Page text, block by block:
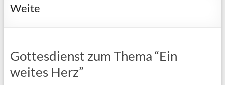
Weite
Gottesdienst zum Thema “Ein
weites Herz”